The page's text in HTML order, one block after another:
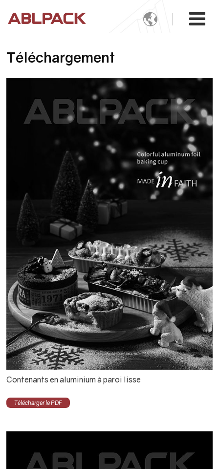

Téléchargement
Contenants en aluminium à paroi lisse
Télécharger le PDF